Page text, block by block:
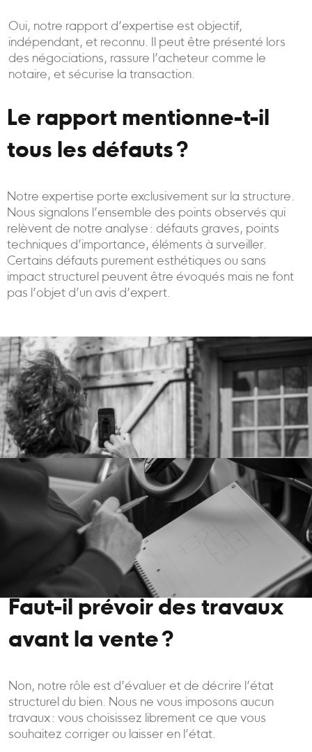
Oui, notre rapport d’expertise est objectif,
indépendant, et reconnu. Il peut être présenté lors
des négociations, rassure l’acheteur comme le
notaire, et sécurise la transaction.
Le rapport mentionne-t-il
tous les défauts ?
Notre expertise porte exclusivement sur la structure.
Nous signalons l’ensemble des points observés qui
relèvent de notre analyse : défauts graves, points
techniques d’importance, éléments à surveiller.
Certains défauts purement esthétiques ou sans
impact structurel peuvent être évoqués mais ne font
pas l’objet d’un avis d’expert.
Faut-il prévoir des travaux
avant la vente ?
Non, notre rôle est d’évaluer et de décrire l’état
structurel du bien. Nous ne vous imposons aucun
travaux : vous choisissez librement ce que vous
souhaitez corriger ou laisser en l’état.